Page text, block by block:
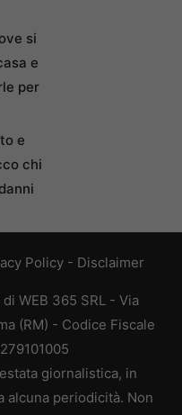
si
e
per
e
chi
Policy - Disclaimer
WEB 365 SRL - Via
(RM) - Codice Fiscale
giornalistica, in
alcuna periodicità. Non